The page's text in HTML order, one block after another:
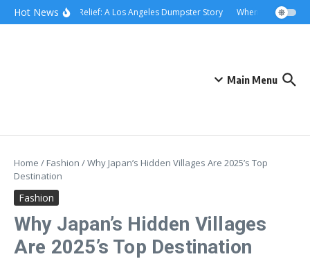
content
Skip to content
Hot NewsRolling Relief: A Los Angeles Dumpster Story When the Curb
Main Menu
Home / Fashion /Why Japan’s Hidden Villages Are 2025’s Top
Destination
Fashion
Why Japan’s Hidden Villages
Are 2025’s Top Destination